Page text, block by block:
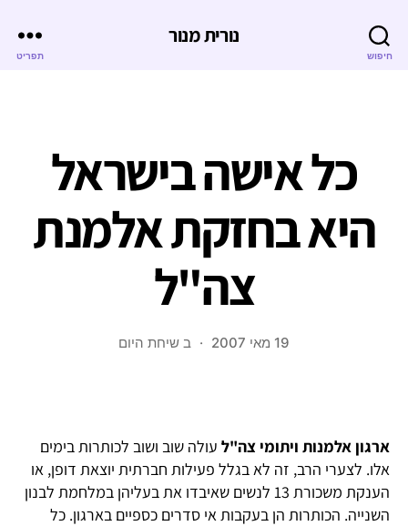
חיפוש
נורית מנור
תפריט
כל אישה בישראל
היא בחזקת אלמנת
צה"ל
19 מאי 2007 ב שיחת היום
ארגון אלמנות ויתומי צה"ל עולה שוב ושוב לכותרות בימים
אלו. לצערי הרב, זה לא בגלל פעילות חברתית יוצאת דופן, או
הענקת משכורת 13 לנשים שאיבדו את בעליהן במלחמת לבנון
השנייה. הכותרות הן בעקבות אי סדרים כספיים בארגון. כל